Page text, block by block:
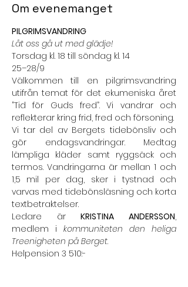
Om evenemanget
PILGRIMSVANDRING
Låt oss gå ut med glädje!
Torsdag kl. 18 till söndag kl. 14
25–28/9
Välkommen till en pilgrimsvandring
utifrån temat för det ekumeniska året
”Tid för Guds fred”. Vi vandrar och
reflekterar kring frid, fred och försoning.
Vi tar del av Bergets tidebönsliv och
gör endagsvandringar. Medtag
lämpliga kläder samt ryggsäck och
termos. Vandringarna är mellan 1 och
1,5 mil per dag, sker i tystnad och
varvas med tidebönsläsning och korta
textbetraktelser.
Ledare är KRISTINA ANDERSSON,
medlem i kommuniteten den heliga
Treenigheten på Berget.
Helpension 3 510:-